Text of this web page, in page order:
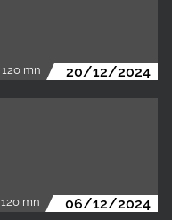
120 mn 20/12/2024
120 mn 06/12/2024